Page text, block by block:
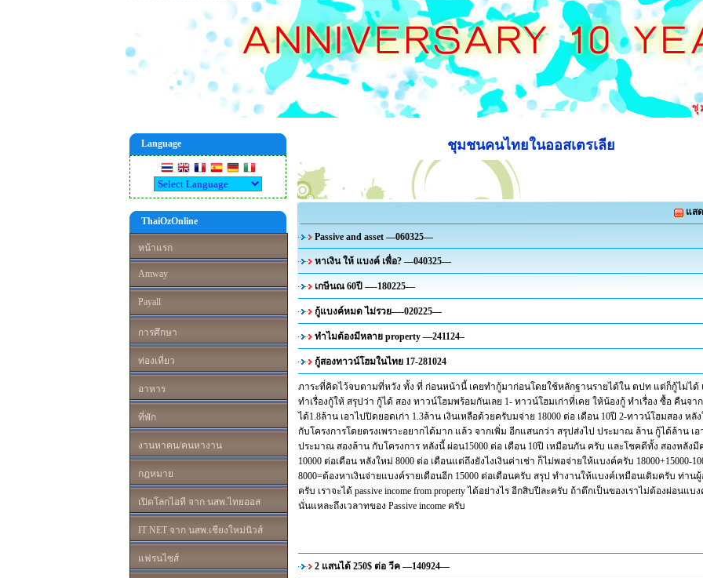
Language
ThaiOzOnline
หน้าแรก
Amway
Payall
การศึกษา
ท่องเที่ยว
อาหาร
ที่พัก
งานหาคน/คนหางาน
กฎหมาย
เปิดโลกไอที จาก นสพ.ไทยออส
IT NET จาก นสพ.เชียงใหม่นิวส์
แฟรนไซส์
ชุมชนคนไทยในออสเตรเลีย
แส
Passive and asset —060325—
หาเงิน ให้ แบงค์ เพื่อ? —040325—
เกษีนณ 60ปี —-180225—
กู้แบงค์หมด ไม่รวย—-020225—
ทำไมต้องมีหลาย property —241124–
กู้สองทาวน์โฮมในไทย 17-281024
ภาระที่คิดไว้จบตามที่หวัง ทั้ง ที่ ก่อนหน้านี้ เคยทำกู้มาก่อนโดยใช้หลักฐานรายได้ใน ตปท แต่ก็กู้ไม่ไ
ทำเรื่องกู้ให้ สรุปว่า กู้ได้ สอง ทาวน์โฮมพร้อมกันเลย 1- ทาวน์โฮมเก่าที่เคย ให้น้องกู้ ทำเรื่อง ซื้อ คืนจา
ได้1.8ล้าน เอาไปปิดยอดเก่า 1.3ล้าน เงินเหลือด้วยครับมจ่าย 18000 ต่อ เดือน 10ปี 2-ทาวน์โฮมสอง หลั
กับโครงการโดยตรงเพราะอยากได้มาก แล้ว จากเพิ่ม อีกแสนกว่า สรุปส่งไป ประมาณ ล้าน กู้ได้ล้าน เ
ประมาณ สองล้าน กับโครงการ หลังนี้ ผ่อน15000 ต่อ เดือน 10ปี เหมือนกัน ครับ และโชคดีทั้ง สองหลังมี
10000 ต่อเดือน หลังใหม่ 8000 ต่อ เดือนแต่ถึงยังไงเงินค่าเช่า ก็ไม่พอจ่ายให้แบงค์ครับ 18000+15000-
8000=ต้องหาเงินจ่ายแบงค์รายเดือนอีก 15000 ต่อเดือนครับ สรุป ทำงานให้แบงค์เหมือนเดิมครับ ท่าน
ครับ เราจะได้ passive income from property ได้อย่างไร อีกสิบปีละครับ ถ้าตึกเป็นของเราไม่ต้องผ่อนแบ
นั่นแหละถึงเวลาทของ Passive income ครับ
2 แสนได้ 250$ ต่อ วีค —140924—